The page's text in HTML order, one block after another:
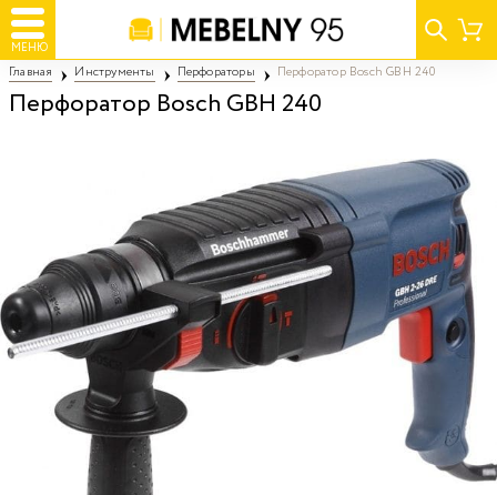
МЕНЮ
Главная Инструменты Перфораторы Перфоратор Bosch GBH 240
Перфоратор Bosch GBH 240